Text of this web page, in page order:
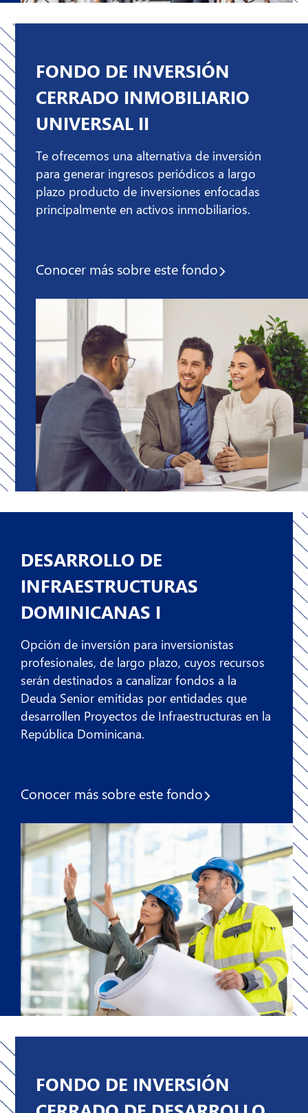
FONDO DE INVERSIÓN
CERRADO INMOBILIARIO
UNIVERSAL II
Te ofrecemos una alternativa de inversión
para generar ingresos periódicos a largo
plazo producto de inversiones enfocadas
principalmente en activos inmobiliarios.
Conocer más sobre este fondo
DESARROLLO DE
INFRAESTRUCTURAS
DOMINICANAS I
Opción de inversión para inversionistas
profesionales, de largo plazo, cuyos recursos
serán destinados a canalizar fondos a la
Deuda Senior emitidas por entidades que
desarrollen Proyectos de Infraestructuras en la
República Dominicana.
Conocer más sobre este fondo
FONDO DE INVERSIÓN